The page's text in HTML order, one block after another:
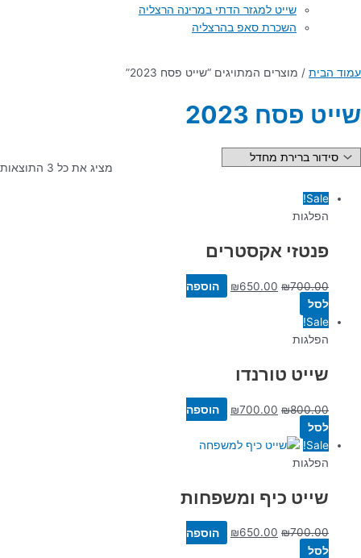
שייט למגזר הדתי במרינה הרצליה
השכרת סאפ בהרצליה
עמוד הבית / מוצרים המתויגים “שייט פסח 2023”
שייט פסח 2023
מציג את כל 3 התוצאות
Sale!
הפלגות
פנטזי אקסטרים
₪700.00
₪650.00
הוספה
לסל
Sale!
הפלגות
שייט טורנדו
₪800.00
₪700.00
הוספה
לסל
Sale!
הפלגות
שייט כיף ומשפחות
₪700.00
₪650.00
הוספה
לסל